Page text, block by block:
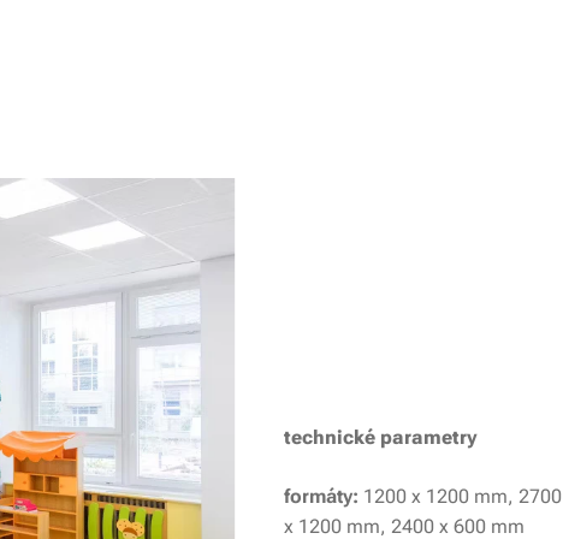
technické parametry
formáty: 1200 x 1200 mm, 2700
x 1200 mm, 2400 x 600 mm